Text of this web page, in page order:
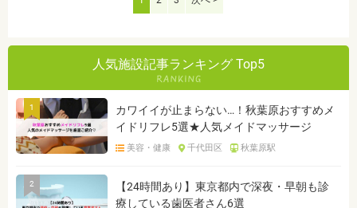
人気施設記事ランキング Top5
1
カワイイが止まらない…！秋葉原おすすめメ
イドリフレ5選★人気メイドマッサージ
美容・健康 千代田区 秋葉原駅
2
【24時間あり】東京都内で深夜・早朝も診
療している歯医者さん6選